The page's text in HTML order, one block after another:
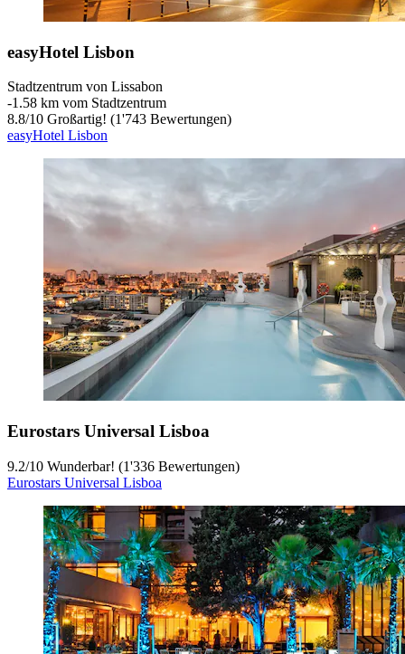
easyHotel Lisbon
Stadtzentrum von Lissabon
‐1.58 km vom Stadtzentrum
8.8/10 Großartig! (1'743 Bewertungen)
easyHotel Lisbon
Eurostars Universal Lisboa
9.2/10 Wunderbar! (1'336 Bewertungen)
Eurostars Universal Lisboa